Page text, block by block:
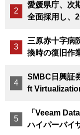
愛媛県庁、次
全面採用し、
三原赤十字病
換時の復旧作
SMBC日興証
ft
「Veeam
ハイパーバイ